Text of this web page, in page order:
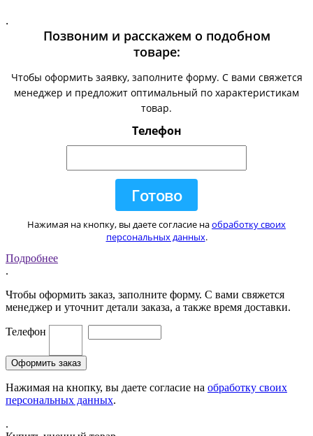
.
Позвоним и расскажем о подобном
товаре:
Чтобы оформить заявку, заполните форму. С вами свяжется
менеджер и предложит оптимальный по характеристикам
товар.
Телефон
Нажимая на кнопку, вы даете согласие наобработку своих
персональных данных.
Подробнее
.
Чтобы оформить заказ, заполните форму. С вами свяжется
менеджер и уточнит детали заказа, а также время доставки.
Телефон
Нажимая на кнопку, вы даете согласие на обработку своих
персональных данных.
.